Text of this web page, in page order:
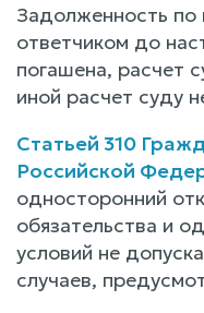
Задолженность по
ответчиком до
погашена, расчет
иной расчет суду
Статьей 310
Российской
односторонний
обязательства и
условий не
случаев,